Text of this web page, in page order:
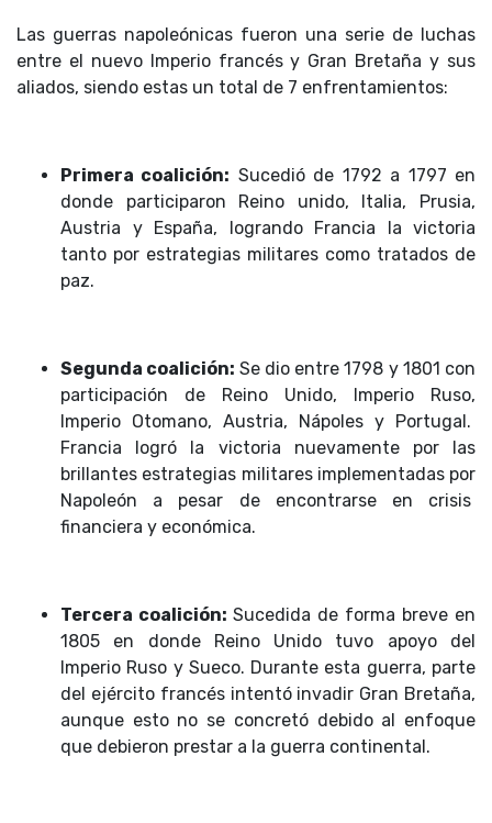
Las guerras napoleónicas fueron una serie de luchas
entre el nuevo Imperio francés y Gran Bretaña y sus
aliados, siendo estas un total de 7 enfrentamientos:
Primera coalición: Sucedió de 1792 a 1797 en
donde participaron Reino unido, Italia, Prusia,
Austria y España, logrando Francia la victoria
tanto por estrategias militares como tratados de
paz.
Segunda coalición: Se dio entre 1798 y 1801 con
participación de Reino Unido, Imperio Ruso,
Imperio Otomano, Austria, Nápoles y Portugal.
Francia logró la victoria nuevamente por las
brillantes estrategias militares implementadas por
Napoleón a pesar de encontrarse en crisis
financiera y económica.
Tercera coalición: Sucedida de forma breve en
1805 en donde Reino Unido tuvo apoyo del
Imperio Ruso y Sueco. Durante esta guerra, parte
del ejército francés intentó invadir Gran Bretaña,
aunque esto no se concretó debido al enfoque
que debieron prestar a la guerra continental.